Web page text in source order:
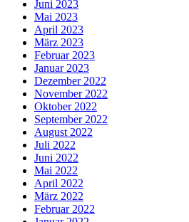
Juni 2023
Mai 2023
April 2023
März 2023
Februar 2023
Januar 2023
Dezember 2022
November 2022
Oktober 2022
September 2022
August 2022
Juli 2022
Juni 2022
Mai 2022
April 2022
März 2022
Februar 2022